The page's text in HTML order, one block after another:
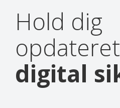
Hold dig
digital